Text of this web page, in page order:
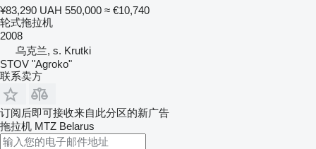
¥83,290 UAH 550,000 ≈ €10,740
轮式拖拉机
2008
乌克兰, s. Krutki
STOV "Agroko"
联系卖方
订阅后即可接收来自此分区的新广告
拖拉机 MTZ Belarus